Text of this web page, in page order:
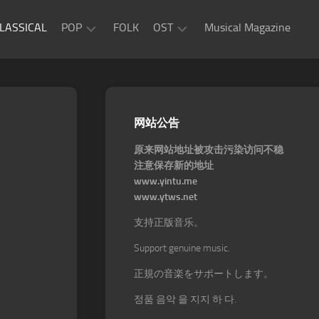
POP FOLK OST
OST
Musical Magazine
网站公告
原来网站地址被攻击污染访问不稳
注意保存新的地址
www.yintu.me
www.ytws.net
支持正版音乐。
Support genuine music.
正規の音楽をサポートします。
정품 음악 을 지지 하 다.